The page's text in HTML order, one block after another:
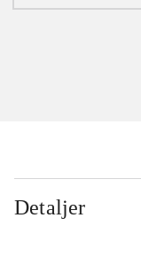
Detaljer